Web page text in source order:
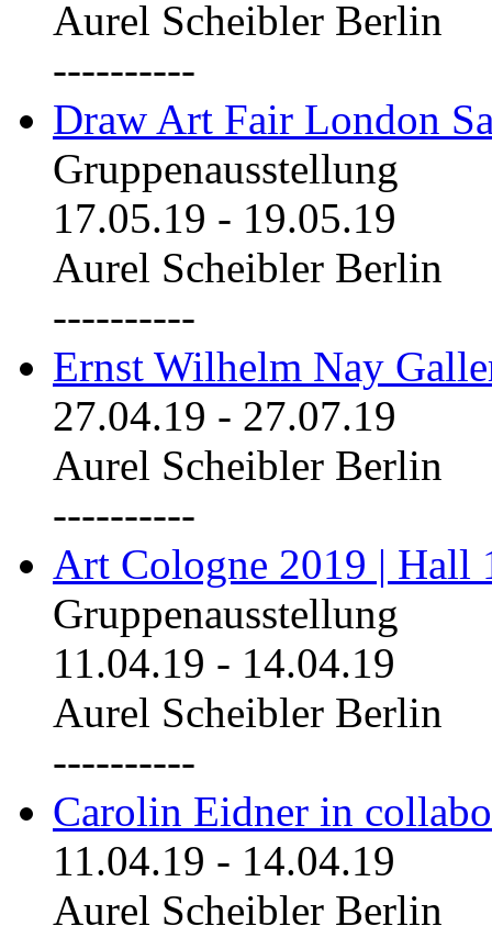
Aurel Scheibler Berlin
----------
Draw Art Fair London
Gruppenausstellung
17.05.19 - 19.05.19
Aurel Scheibler Berlin
----------
Ernst Wilhelm Nay
27.04.19 - 27.07.19
Aurel Scheibler Berlin
----------
Art Cologne 2019 | Hall
Gruppenausstellung
11.04.19 - 14.04.19
Aurel Scheibler Berlin
----------
Carolin Eidner in
11.04.19 - 14.04.19
Aurel Scheibler Berlin